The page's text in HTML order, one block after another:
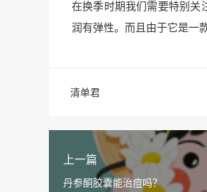
在换季时期我们需要特别关
润有弹性。而且由于它是一
清单君
上一篇
丹参酮胶囊能治痘吗？